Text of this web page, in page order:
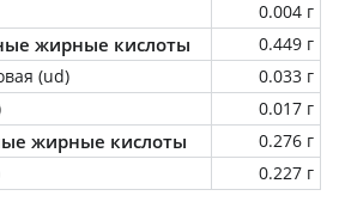
0.004 г
жирные кислоты
0.449 г
(ud)
0.033 г
0.017 г
жирные кислоты
0.276 г
0.227 г